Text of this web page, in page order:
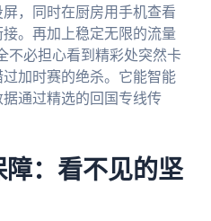
，同时在厨房用手机查看
。再加上稳定无限的流量
不必担心看到精彩处突然卡
加时赛的绝杀。它能智能
通过精选的回国专线传
：看不见的坚